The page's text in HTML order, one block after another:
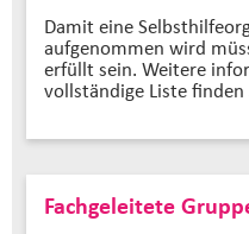
Damit eine
aufgenommen wird
erfüllt sein. Weitere
vollständige Liste finden
Fachgeleitete